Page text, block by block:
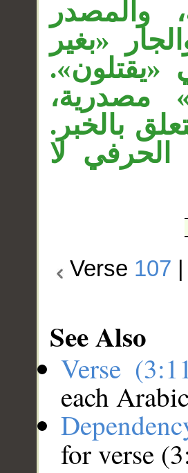
والمصدر
«بغير
مصدرية،
بالخبر.
لا
Verse 107
See Also
Verse
each
for verse